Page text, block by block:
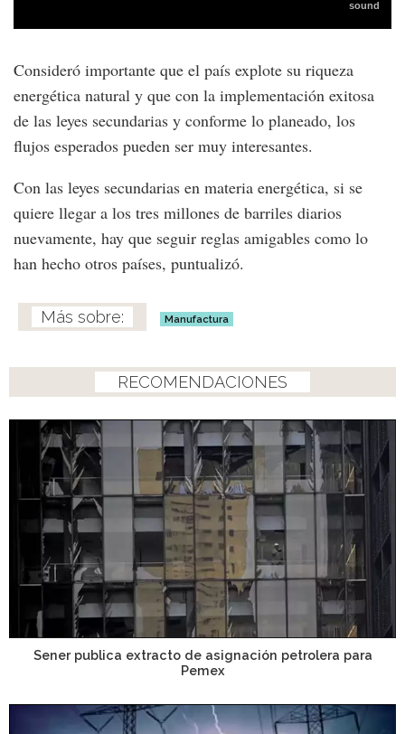
Consideró importante que el país explote su riqueza
energética natural y que con la implementación exitosa
de las leyes secundarias y conforme lo planeado, los
flujos esperados pueden ser muy interesantes.
Con las leyes secundarias en materia energética, si se
quiere llegar a los tres millones de barriles diarios
nuevamente, hay que seguir reglas amigables como lo
han hecho otros países, puntualizó.
Manufactura
RECOMENDACIONES
Sener publica extracto de asignación petrolera para
Pemex